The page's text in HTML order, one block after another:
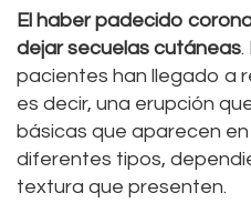
El haber padecido
dejar secuelas cutáneas.
pacientes han llegado a
es decir, una erupción
básicas que aparecen en
diferentes tipos,
textura que presenten.